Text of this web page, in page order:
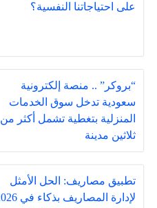
على احتياجاتنا النفسية؟
“بروكر” .. منصة إلكترونية
سعودية تدخل سوق الخدمات
المنزلية بتغطية تشمل أكثر من
ثلاثين مدينة
تطبيق مصاريف: الحل الأمثل
لإدارة المصاريف بذكاء في 2026